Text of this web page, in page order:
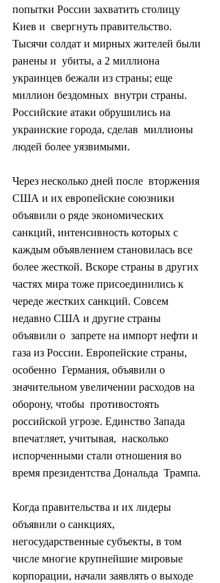
попытки России захватить столицу
Киев и  свергнуть правительство.
Тысячи солдат и мирных жителей были
ранены и  убиты, а 2 миллиона
украинцев бежали из страны; еще
миллион бездомных  внутри страны.
Российские атаки обрушились на
украинские города, сделав  миллионы
людей более уязвимыми.
Через несколько дней после  вторжения
США и их европейские союзники
объявили о ряде экономических
санкций, интенсивность которых с
каждым объявлением становилась все
более жесткой. Вскоре страны в других
частях мира тоже присоединились к
череде жестких санкций. Совсем
недавно США и другие страны
объявили о  запрете на импорт нефти и
газа из России. Европейские страны,
особенно  Германия, объявили о
значительном увеличении расходов на
оборону, чтобы  противостоять
российской угрозе. Единство Запада
впечатляет, учитывая,  насколько
испорченными стали отношения во
время президентства Дональда  Трампа.
Когда правительства и их лидеры
объявили о санкциях,
негосударственные субъекты, в том
числе многие крупнейшие мировые
корпорации, начали заявлять о выходе